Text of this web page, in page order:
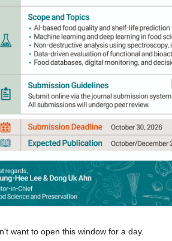
& Copyright▼
; Revised:Dec 6, 2017; Accepted:
experiment was carried
various usage environments
utensils distributed in the market.
difference in the degree of
cadmium and nickel
and how to use, although
for criteria. In general, the
was increased in acidic
amount of arsenic was
want to open this window for a day.